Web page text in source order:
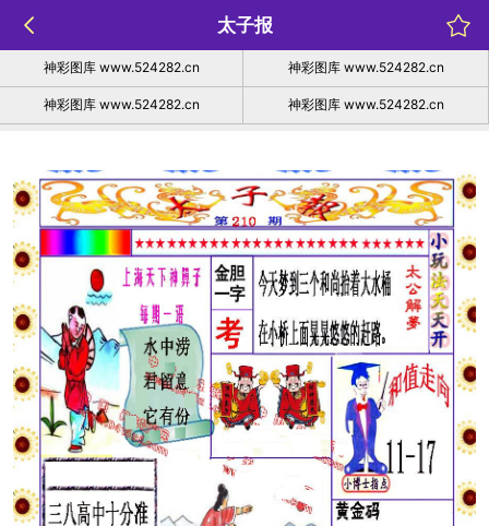
太子报
神彩图库 www.524282.cn 神彩图库 www.524282.cn
神彩图库 www.524282.cn 神彩图库 www.524282.cn